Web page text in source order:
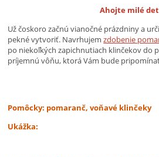
Ahojte milé
Už čoskoro začnú vianočné prázdniny a
pekné vytvoriť. Navrhujem zdobenie
po niekoľkých zapichnutiach klinčekov do
príjemnú vôňu, ktorá Vám bude
Pomôcky: pomaranč, voňavé klinčeky
Ukážka: